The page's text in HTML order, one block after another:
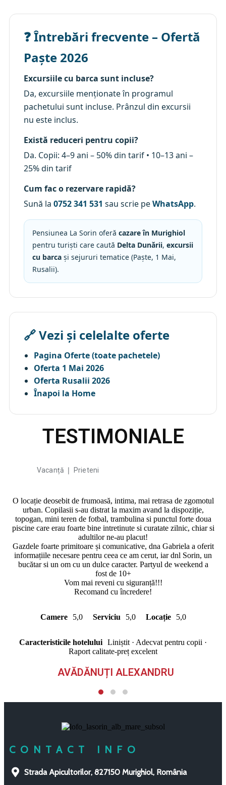
❓ Întrebări frecvente – Ofertă
Paște 2026
Excursiile cu barca sunt incluse?
Da, excursiile menționate în programul
pachetului sunt incluse. Prânzul din excursii
nu este inclus.
Există reduceri pentru copii?
Da. Copii: 4–9 ani – 50% din tarif • 10–13 ani –
25% din tarif
Cum fac o rezervare rapidă?
Sună la 0752 341 531 sau scrie peWhatsApp.
Pensiunea La Sorin oferă cazare în Murighiol
pentru turiști care caută Delta Dunării, excursii
cu barca și sejururi tematice (Paște, 1 Mai,
Rusalii).
🔗 Vezi și celelalte oferte
Pagina Oferte (toate pachetele)
Oferta 1 Mai 2026
Oferta Rusalii 2026
Înapoi la Home
TESTIMONIALE
Vacanță ❘ Prieteni
O locație deosebit de frumoasă, intima, mai retrasa de zgomotul
urban. Copilasii s-au distrat la maxim avand la dispoziție,
topogan, mini teren de fotbal, trambulina si punctul forte doua
piscine care erau foarte bine intretinute si curatate zilnic, chiar si
adultilor ne-au placut!
Gazdele foarte primitoare și comunicative, dna Gabriela a oferit
informațiile necesare pentru ceea ce am cerut, iar dnl Sorin, un
bucătar si un om cu un dulce caracter. Partyul de weekend a
fost de 10+
Vom mai reveni cu siguranță!!!
Recomand cu încredere!
Camere 5,0 Serviciu 5,0 Locație 5,0
Caracteristicile hotelului Liniștit · Adecvat pentru copii ·
Raport calitate-preț excelent
AVĂDĂNUȚI ALEXANDRU
CONTACT INFO
Strada Apicultorilor, 827150 Murighiol, România